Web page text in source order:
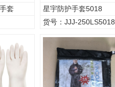
套
星宇防护手套5018
货号：JJJ-250LS5018